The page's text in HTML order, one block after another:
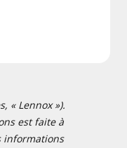
« Lennox »).
est faite à
informations